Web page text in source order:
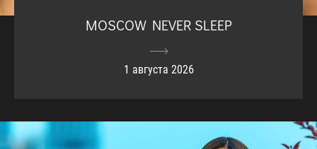
MOSCOW NEVER SLEEP
1 августа 2026